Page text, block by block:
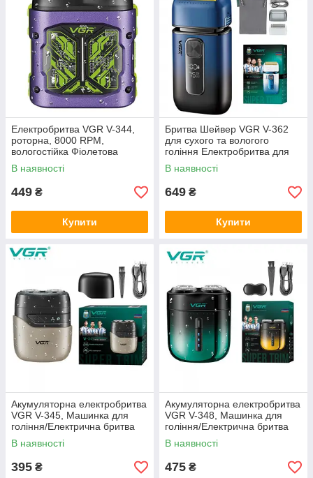
Електробритва VGR V-344,
роторна, 8000 RPM,
вологостійка Фіолетова
В наявності
449 ₴
Купити
Бритва Шейвер VGR V-362
для сухого та вологого
гоління Електробритва для
обличчя Синя
В наявності
649 ₴
Купити
Акумуляторна електробритва
VGR V-345, Машинка для
гоління/Електрична бритва
для обличчя Сіра
В наявності
395 ₴
Акумуляторна електробритва
VGR V-348, Машинка для
гоління/Електрична бритва
для обличчя Зелена
В наявності
475 ₴